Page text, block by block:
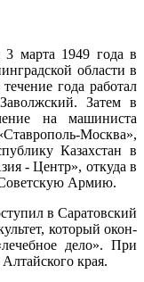
3 марта 1949 года в
области в
года работал
Затем в
на машиниста
Москва»,
Казахстан в
- Центр», откуда в
Армию.
в Саратовский
который окон­
дело». При
края.